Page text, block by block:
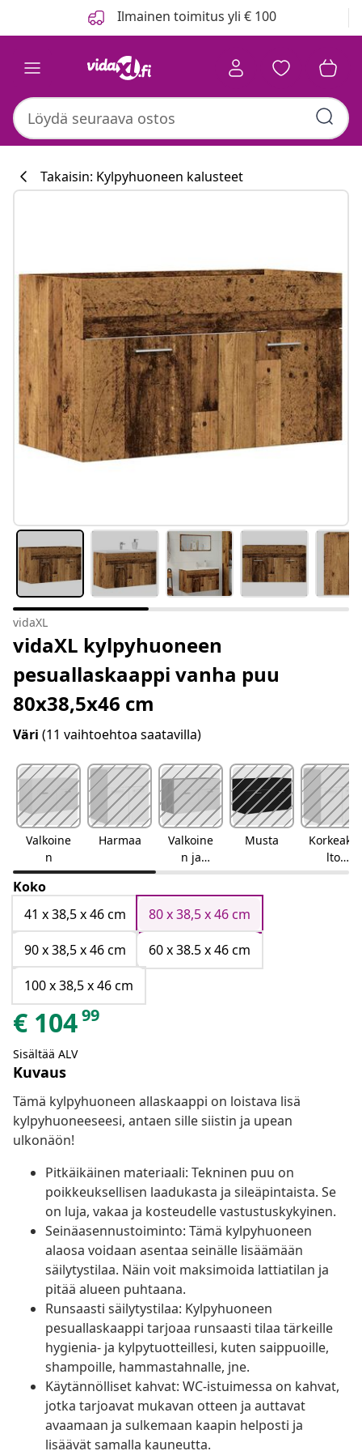
Ilmainen toimitus yli € 100
#sharemevidaxl
Takaisin: Kylpyhuoneen kalusteet
vidaXL
vidaXL kylpyhuoneen
pesuallaskaappi vanha puu
80x38,5x46 cm
Väri (11 vaihtoehtoa saatavilla)
Valkoine
n
Harmaa
Valkoine
n ja
Sonoma-
tammi
Musta
Korkeakii
lto
harmaa
Koko
41 x 38,5 x 46 cm
80 x 38,5 x 46 cm
90 x 38,5 x 46 cm
60 x 38.5 x 46 cm
100 x 38,5 x 46 cm
€ 10499
Sisältää ALV
Kuvaus
Tämä kylpyhuoneen allaskaappi on loistava lisä
kylpyhuoneeseesi, antaen sille siistin ja upean
ulkonäön!
Pitkäikäinen materiaali: Tekninen puu on
poikkeuksellisen laadukasta ja sileäpintaista. Se
on luja, vakaa ja kosteudelle vastustuskykyinen.
Seinäasennustoiminto: Tämä kylpyhuoneen
alaosa voidaan asentaa seinälle lisäämään
säilytystilaa. Näin voit maksimoida lattiatilan ja
pitää alueen puhtaana.
Runsaasti säilytystilaa: Kylpyhuoneen
pesuallaskaappi tarjoaa runsaasti tilaa tärkeille
hygienia- ja kylpytuotteillesi, kuten saippuoille,
shampoille, hammastahnalle, jne.
Käytännölliset kahvat: WC-istuimessa on kahvat,
jotka tarjoavat mukavan otteen ja auttavat
avaamaan ja sulkemaan kaapin helposti ja
lisäävät samalla kauneutta.